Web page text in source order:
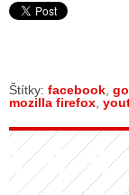
TISK
STÁT BLOGEREM
BLOGERA
Štítky: facebook
mozilla firefox